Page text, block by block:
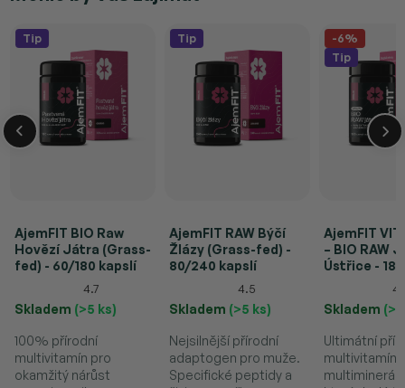
Tip
AjemFIT BIO Raw
Hovězí Játra (Grass-
fed) - 60/180 kapslí
4.7
Skladem (>5 ks)
100% přírodní
multivitamín pro
okamžitý nárůst
Tip
AjemFIT RAW Býčí
Žlázy (Grass-fed) -
80/240 kapslí
4.5
Skladem (>5 ks)
Nejsilnější přírodní
adaptogen pro muže.
Specifické peptidy a
-6%
Tip
AjemFIT
– BIO RAW
Ústřice -
Skladem
Ultimátní
multivitamín
multiminerál,